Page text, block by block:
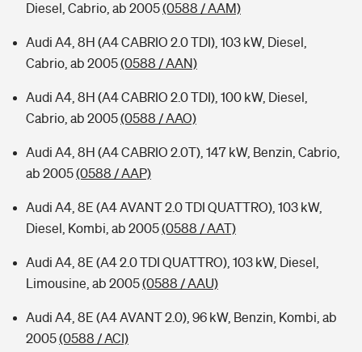
Diesel, Cabrio, ab 2005(0588 / AAM)
Audi A4, 8H (A4 CABRIO 2.0 TDI), 103 kW, Diesel,
Cabrio, ab 2005(0588 / AAN)
Audi A4, 8H (A4 CABRIO 2.0 TDI), 100 kW, Diesel,
Cabrio, ab 2005(0588 / AAO)
Audi A4, 8H (A4 CABRIO 2.0T), 147 kW, Benzin, Cabrio,
ab 2005(0588 / AAP)
Audi A4, 8E (A4 AVANT 2.0 TDI QUATTRO), 103 kW,
Diesel, Kombi, ab 2005(0588 / AAT)
Audi A4, 8E (A4 2.0 TDI QUATTRO), 103 kW, Diesel,
Limousine, ab 2005(0588 / AAU)
Audi A4, 8E (A4 AVANT 2.0), 96 kW, Benzin, Kombi, ab
2005(0588 / ACI)